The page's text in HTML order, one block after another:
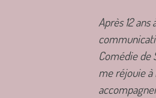
Après 12 ans
Comédie de
me réjouie à